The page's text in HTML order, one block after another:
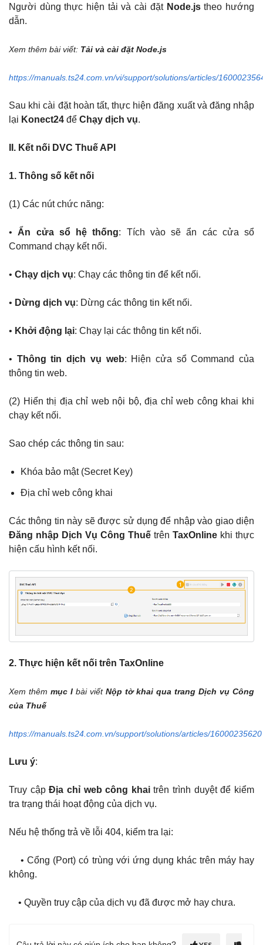
Người dùng thực hiện tải và cài đặt Node.jstheo hướng
dẫn.
Xem thêm bài viết: Tải và cài đặt Node.js
https://manuals.ts24.com.vn/vi/support/solutions/articles/
Sau khi cài đặt hoàn tất, thực hiện đăng xuất và đăng nhập
lại Konect24 để Chạy dịch vụ.
II. Kết nối DVC Thuế API
1. Thông số kết nối
(1) Các nút chức năng:
•Ẩn cửa sổ hệ thống: Tích vào sẽ ẩn các cửa sổ
Command chạy kết nối.
• Chạy dịch vụ: Chạy các thông tin để kết nối.
• Dừng dịch vụ: Dừng các thông tin kết nối.
• Khởi động lại: Chạy lại các thông tin kết nối.
• Thông tin dịch vụ web: Hiện cửa sổ Command của
thông tin web.
(2) Hiển thị địa chỉ web nội bộ, địa chỉ web công khai khi
chạy kết nối.
Sao chép các thông tin sau:
Khóa bảo mật (Secret Key)
Địa chỉ web công khai
Các thông tin này sẽ được sử dụng để nhập vào giao diện
Đăng nhập Dịch Vụ Công Thuế trên TaxOnline khi thực
hiện cấu hình kết nối.
2. Thực hiện kết nối trên TaxOnline
Xem thêm mục I bài viết Nộp tờ khai qua trang Dịch vụ Công
của Thuế
https://manuals.ts24.com.vn/support/solutions/articles/16000235620
Lưu ý:
Truy cậpĐịa chỉ web công khaitrên trình duyệt để kiểm
tra trạng thái hoạt động của dịch vụ.
Nếu hệ thống trả về lỗi 404, kiểm tra lại:
• Cổng (Port) có trùng với ứng dụng khác trên máy hay
không.
• Quyền truy cập của dịch vụ đã được mở hay chưa.